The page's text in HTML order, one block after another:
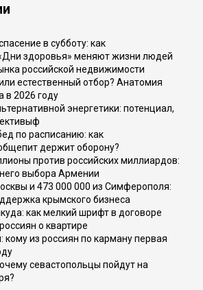
в субботу: как
здоровья» меняют жизни людей
российской недвижимости
естественный отбор? Анатомия
в 2026 году
энергетики: потенциал,
по расписанию: как
держит оборону?
против российских миллиардов:
выбора Армении
и 473 000 000 из Симферополя:
крымского бизнеса
как мелкий шрифт в договоре
о квартире
кому из россиян по карману первая
севастопольцы пойдут на